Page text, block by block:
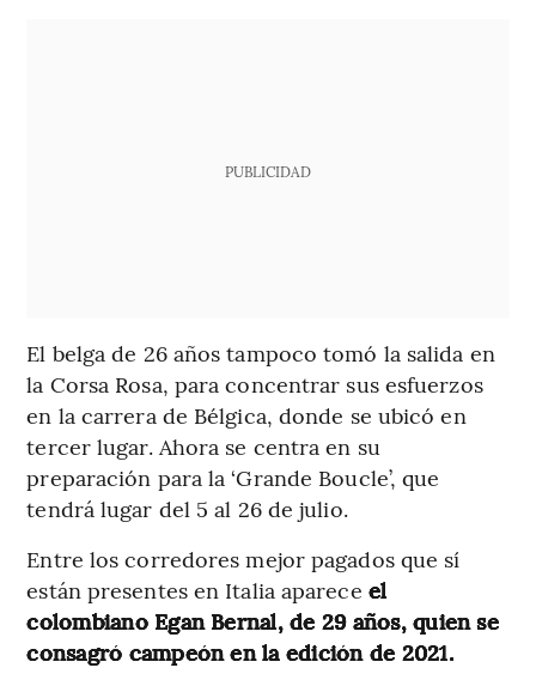
PUBLICIDAD
El belga de 26 años tampoco tomó la salida en
la Corsa Rosa, para concentrar sus esfuerzos
en la carrera de Bélgica, donde se ubicó en
tercer lugar. Ahora se centra en su
preparación para la ‘Grande Boucle’, que
tendrá lugar del 5 al 26 de julio.
Entre los corredores mejor pagados que sí
están presentes en Italia aparece el
colombiano Egan Bernal, de 29 años, quien se
consagró campeón en la edición de 2021.